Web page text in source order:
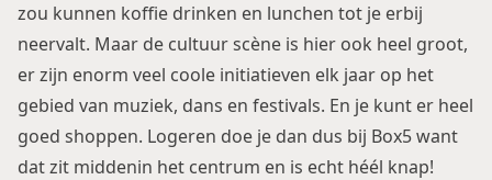
zou kunnen koffie drinken en lunchen tot je erbij
neervalt. Maar de cultuur scène is hier ook heel groot,
er zijn enorm veel coole initiatieven elk jaar op het
gebied van muziek, dans en festivals. En je kunt er heel
goed shoppen. Logeren doe je dan dus bij Box5 want
dat zit middenin het centrum en is echt héél knap!